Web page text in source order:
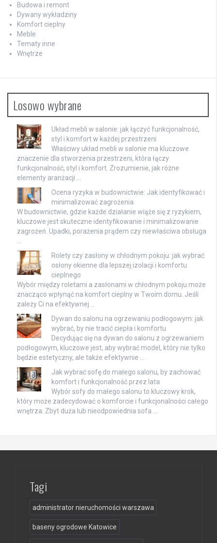
Budowa i remont
Dywany wykładziny
Komfort cieplny
Meble
Tematy inne
Wnętrze
Losowo wybrane
Układ mebli w salonie: jak łączyć funkcjonalność,
styl i komfort w każdej przestrzeni
Właściwy układ mebli w salonie ma kluczowe
znaczenie dla stworzenia przestrzeni, która łączy
funkcjonalność, styl i komfort. Zrozumienie, jak różne
elementy aranżacji …
Ocena ryzyka w budownictwie: Jak identyfikować i
minimalizować zagrożenia
W budownictwie, gdzie każde działanie wiąże się z ryzykiem,
kluczowe jest skuteczne identyfikowanie i minimalizowanie
zagrożeń. Upadki, porażenia prądem czy niewłaściwa obsługa
Rolety czy zasłony w chłodnym pokoju: jak wybrać
osłony okienne dla lepszej izolacji i komfortu
cieplnego
Wybór między roletami a zasłonami w chłodnym pokoju może
znacząco wpłynąć na komfort cieplny w Twoim domu. Jeśli
zależy Ci na efektywnej …
Dywan do salonu na ogrzewaniu podłogowym: jak
wybrać, by nie tracić ciepła i komfortu
Decydując się na dywan do salonu z ogrzewaniem
podłogowym, kluczowe jest, aby wybrać model, który nie tylko
będzie estetyczny, ale także efektywnie …
Jak wybrać sofę do małego salonu, by zachować
komfort i funkcjonalność przez lata
Wybór sofy do małego salonu to kluczowy krok,
który może zadecydować o komforcie i funkcjonalności całego
wnętrza. Zbyt duża lub nieodpowiednia sofa …
Tagi
administrator nieruchomości warszawa
baseny ogrodowe Katowice